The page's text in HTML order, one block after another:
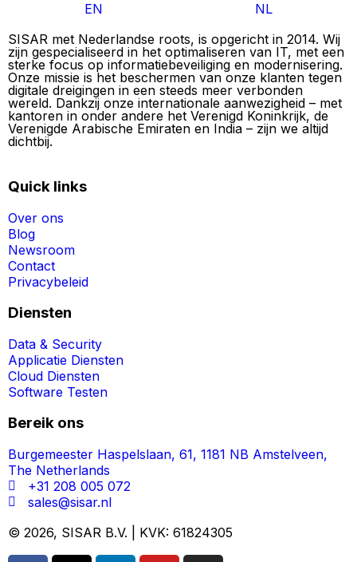
EN
NL
SISAR met Nederlandse roots, is opgericht in 2014. Wij
zijn gespecialiseerd in het optimaliseren van IT, met een
sterke focus op informatiebeveiliging en modernisering.
Onze missie is het beschermen van onze klanten tegen
digitale dreigingen in een steeds meer verbonden
wereld. Dankzij onze internationale aanwezigheid – met
kantoren in onder andere het Verenigd Koninkrijk, de
Verenigde Arabische Emiraten en India – zijn we altijd
dichtbij.
Quick links
Over ons
Blog
Newsroom
Contact
Privacybeleid
Diensten
Data & Security
Applicatie Diensten
Cloud Diensten
Software Testen
Bereik ons
Burgemeester Haspelslaan, 61, 1181 NB Amstelveen,
The Netherlands
+31 208 005 072
sales@sisar.nl
© 2026, SISAR B.V. | KVK: 61824305